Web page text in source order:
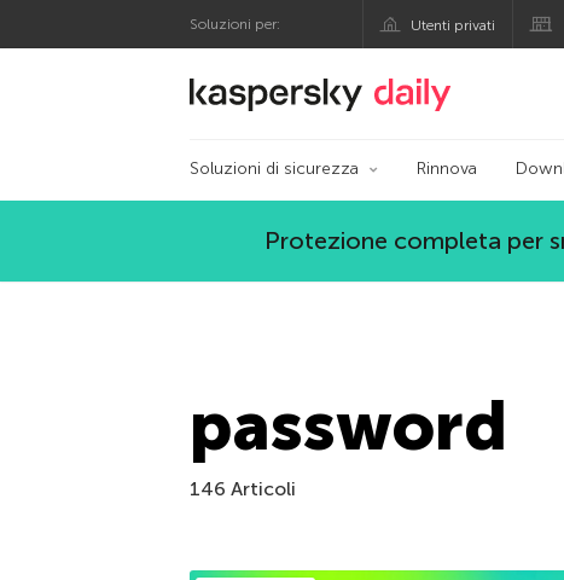
Soluzioni per: Utenti privati
Blog ufficiale di
Soluzioni di sicurezza Rinnova
Protezione completa per
password
146 Articoli